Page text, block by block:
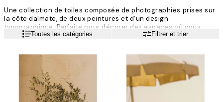
Une collection de toiles composée de photographies prises sur
la côte dalmate, de deux peintures et d’un design
typographique. Parfaite pour décorer des espaces où vous
souhaitez célébrer le style de vie méditerranéen, la Croatie et la
Lire la suiteToutes les catégories Filtrer et trier